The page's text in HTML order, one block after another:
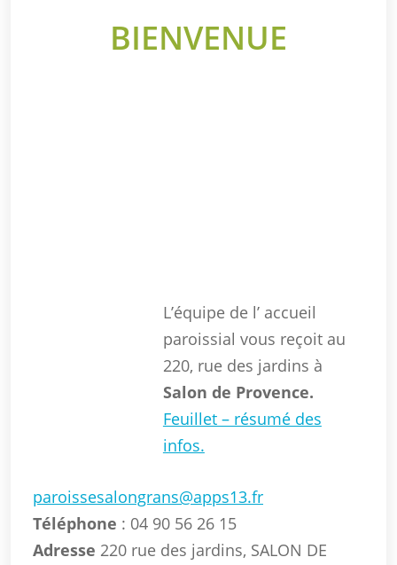
BIENVENUE
L’équipe de l’ accueil
paroissial vous reçoit au
220, rue des jardins à
Salon de Provence.
Feuillet – résumé des
infos.
paroissesalongrans@apps13.fr
Téléphone : 04 90 56 26 15
Adresse 220 rue des jardins, SALON DE